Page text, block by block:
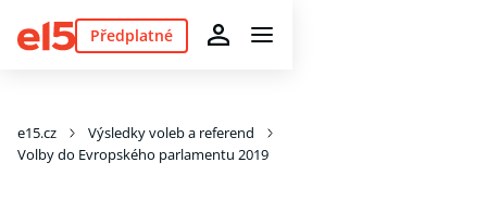
Předplatné
e15.cz
Výsledky voleb a referend
Volby do Evropského parlamentu 2019